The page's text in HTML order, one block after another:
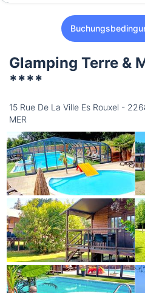
Glamping Terre &
****
15 Rue De La Ville Es Rouxel -
MER